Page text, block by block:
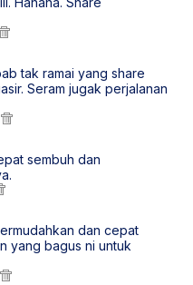
tak ramai yang share
Seram jugak perjalanan
sembuh dan
dan cepat
yang bagus ni untuk